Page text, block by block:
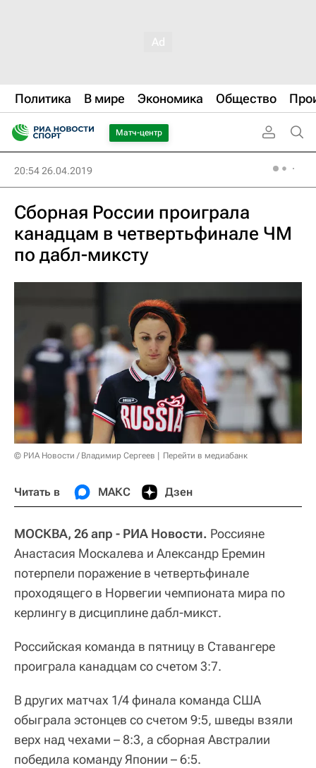
Политика В мире Экономика Общество
Матч-центр
20:54 26.04.2019
Сборная России проиграла
канадцам в четвертьфинале ЧМ
по дабл-миксту
© РИА Новости / Владимир Сергеев Перейти в медиабанк
Читать в МАКС Дзен
МОСКВА, 26 апр - РИА Новости. Россияне
Анастасия Москалева и Александр Еремин
потерпели поражение в четвертьфинале
проходящего в Норвегии чемпионата мира по
керлингу в дисциплине дабл-микст.
Российская команда в пятницу в Ставангере
проиграла канадцам со счетом 3:7.
В других матчах 1/4 финала команда США
обыграла эстонцев со счетом 9:5, шведы взяли
верх над чехами – 8:3, а сборная Австралии
победила команду Японии – 6:5.